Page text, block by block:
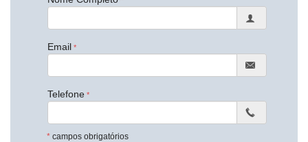
Portão Eletrônico
Elevador
Endereço:
Rua Benjamin Franklin Pereira
Itajaí /SC
Email
Telefone
* campos obrigatórios